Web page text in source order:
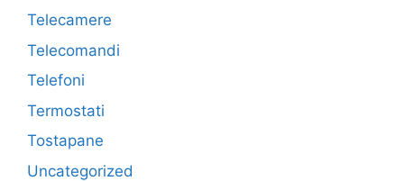
Telecamere
Telecomandi
Telefoni
Termostati
Tostapane
Uncategorized